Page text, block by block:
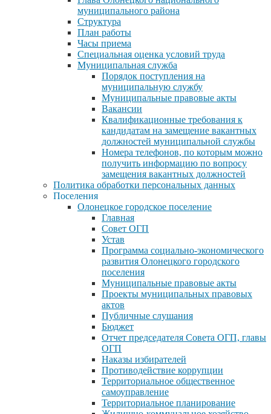
муниципального района
Структура
План работы
Часы приема
Специальная оценка условий труда
Муниципальная служба
Порядок поступления на
муниципальную службу
Муниципальные правовые акты
Вакансии
Квалификационные требования к
кандидатам на замещение вакантных
должностей муниципальной службы
Номера телефонов, по которым можно
получить информацию по вопросу
замещения вакантных должностей
Политика обработки персональных данных
Поселения
Олонецкое городское поселение
Главная
Совет ОГП
Устав
Программа социально-экономического
развития Олонецкого городского
поселения
Муниципальные правовые акты
Проекты муниципальных правовых
актов
Публичные слушания
Бюджет
Отчет председателя Совета ОГП, главы
ОГП
Наказы избирателей
Противодействие коррупции
Территориальное общественное
самоуправление
Территориальное планирование